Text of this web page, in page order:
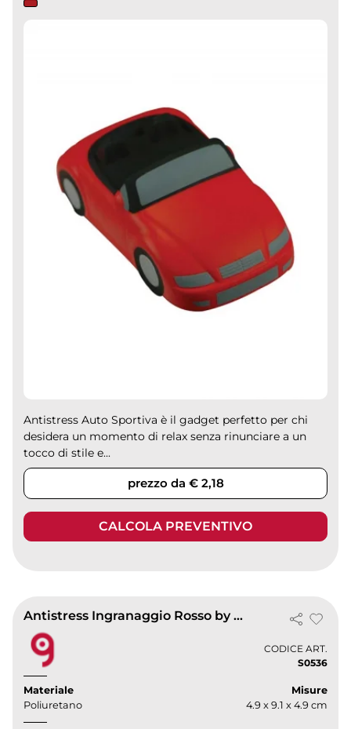
Antistress Auto Sportiva è il gadget perfetto per chi
desidera un momento di relax senza rinunciare a un
tocco di stile e...
prezzo da € 2,18
CALCOLA PREVENTIVO
Antistress Ingranaggio Rosso by RelaxMe: Gioco Antistress Unico
CODICE ART.
S0536
Materiale
Poliuretano
Misure
4.9 x 9.1 x 4.9 cm